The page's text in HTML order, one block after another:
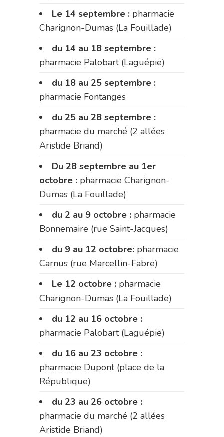
Le 14 septembre : pharmacie
Charignon-Dumas (La Fouillade)
du 14 au 18 septembre :
pharmacie Palobart (Laguépie)
du 18 au 25 septembre :
pharmacie Fontanges
du 25 au 28 septembre :
pharmacie du marché (2 allées
Aristide Briand)
Du 28 septembre au 1er
octobre : pharmacie Charignon-
Dumas (La Fouillade)
du 2 au 9 octobre : pharmacie
Bonnemaire (rue Saint-Jacques)
du 9 au 12 octobre: pharmacie
Carnus (rue Marcellin-Fabre)
Le 12 octobre : pharmacie
Charignon-Dumas (La Fouillade)
du 12 au 16 octobre :
pharmacie Palobart (Laguépie)
du 16 au 23 octobre :
pharmacie Dupont (place de la
République)
du 23 au 26 octobre :
pharmacie du marché (2 allées
Aristide Briand)